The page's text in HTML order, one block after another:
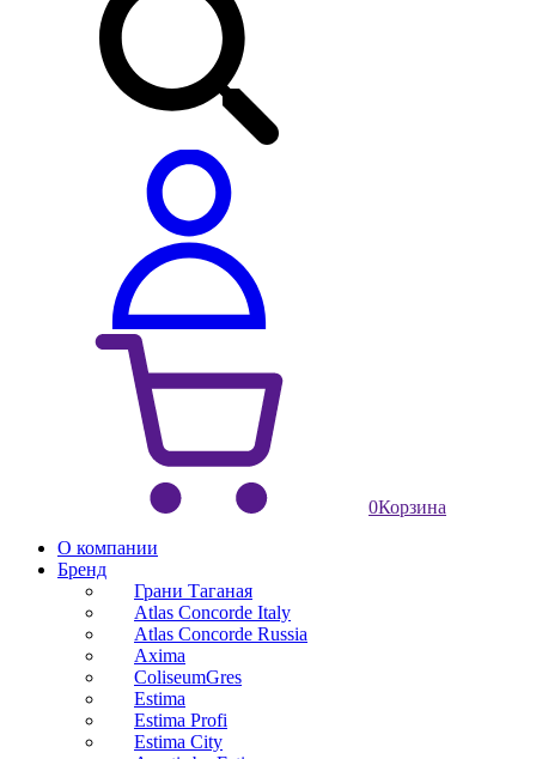
0Корзина
О компании
Бренд
Грани Таганая
Atlas Concorde Italy
Atlas Concorde Russia
Axima
ColiseumGres
Estima
Estima Profi
Estima City